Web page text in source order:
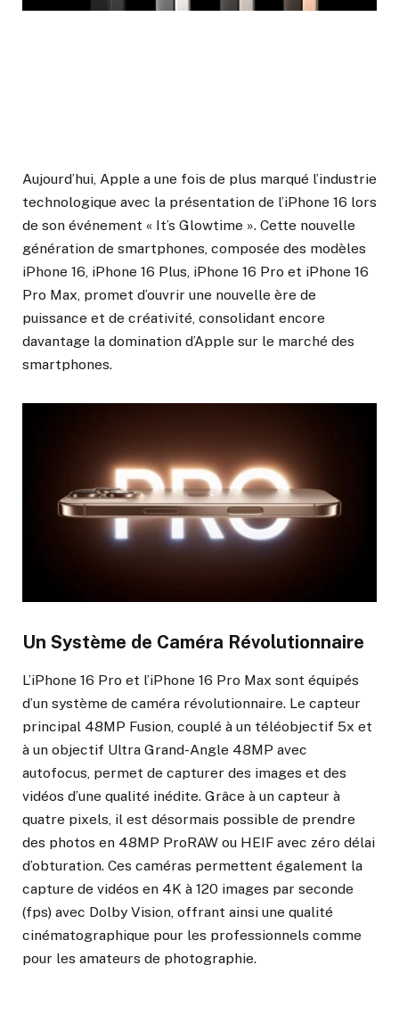
Aujourd’hui, Apple a une fois de plus marqué l’industrie
technologique avec la présentation de l’iPhone 16 lors
de son événement « It’s Glowtime ». Cette nouvelle
génération de smartphones, composée des modèles
iPhone 16, iPhone 16 Plus, iPhone 16 Pro et iPhone 16
Pro Max, promet d’ouvrir une nouvelle ère de
puissance et de créativité, consolidant encore
davantage la domination d’Apple sur le marché des
smartphones.
Un Système de Caméra Révolutionnaire
L’iPhone 16 Pro et l’iPhone 16 Pro Max sont équipés
d’un système de caméra révolutionnaire. Le capteur
principal 48MP Fusion, couplé à un téléobjectif 5x et
à un objectif Ultra Grand-Angle 48MP avec
autofocus, permet de capturer des images et des
vidéos d’une qualité inédite. Grâce à un capteur à
quatre pixels, il est désormais possible de prendre
des photos en 48MP ProRAW ou HEIF avec zéro délai
d’obturation. Ces caméras permettent également la
capture de vidéos en 4K à 120 images par seconde
(fps) avec Dolby Vision, offrant ainsi une qualité
cinématographique pour les professionnels comme
pour les amateurs de photographie.